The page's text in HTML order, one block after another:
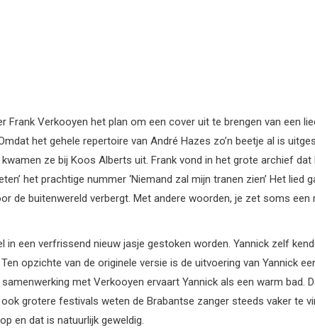
Frank Verkooyen het plan om een cover uit te brengen van een
het gehele repertoire van André Hazes zo’n beetje al is
ze bij Koos Alberts uit. Frank vond in het grote archief dat
het prachtige nummer ‘Niemand zal mijn tranen zien’ Het lied
de buitenwereld verbergt. Met andere woorden, je zet soms een
een verfrissend nieuw jasje gestoken worden. Yannick zelf
opzichte van de originele versie is de uitvoering van Yannick
met Verkooyen ervaart Yannick als een warm bad.
grotere festivals weten de Brabantse zanger steeds vaker te
en dat is natuurlijk geweldig.